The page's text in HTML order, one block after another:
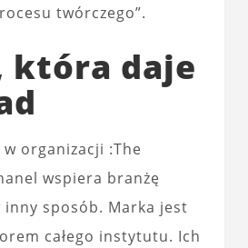
twórczego”.
która daje
organizacji :The
wspiera branżę
inny sposób. Marka jest
całego instytutu. Ich